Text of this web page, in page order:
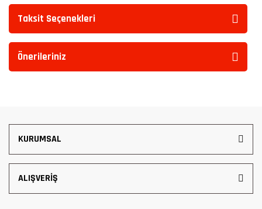
Taksit Seçenekleri
Önerileriniz
KURUMSAL
ALIŞVERİŞ